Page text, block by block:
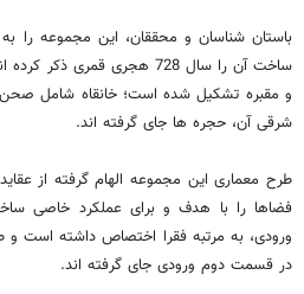
باستان شناسان و محققان، این مجموعه را به
ساخت آن را سال 728 هجری
و مقبره تشکیل شده است؛ خانقاه شامل
شرقی آن، حجره ها جای گرفته اند.
طرح معماری این مجموعه الهام گرفته از
فضاها را با هدف و برای عملکرد خاصی
ورودی، به مرتبه فقرا اختصاص داشته است و
در قسمت دوم ورودی جای گرفته اند.